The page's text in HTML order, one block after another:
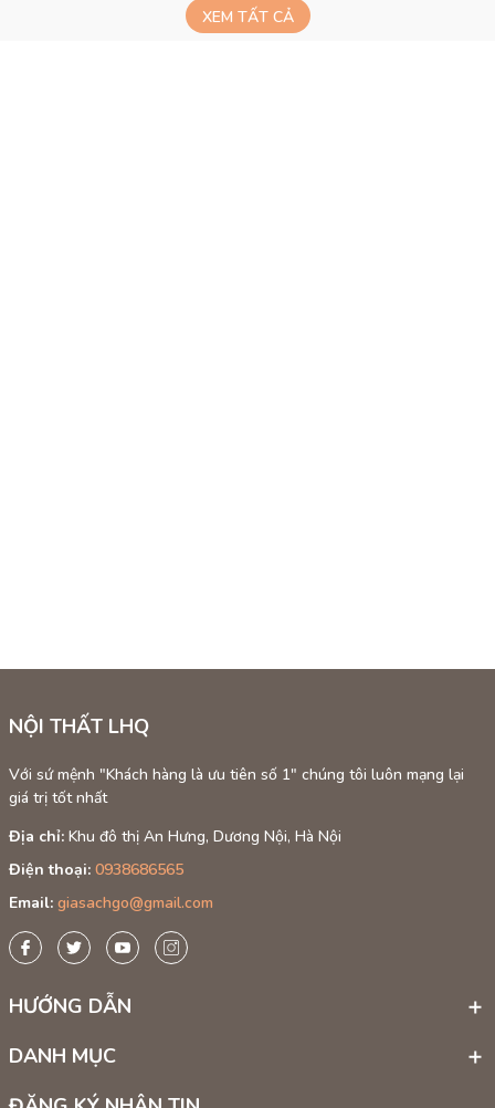
XEM TẤT CẢ
NỘI THẤT LHQ
Với sứ mệnh "Khách hàng là ưu tiên số 1" chúng tôi luôn mạng lại
giá trị tốt nhất
Địa chỉ: Khu đô thị An Hưng, Dương Nội, Hà Nội
Điện thoại: 0938686565
Email: giasachgo@gmail.com
HƯỚNG DẪN
DANH MỤC